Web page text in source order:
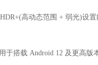
高动态范围 + 弱光)设
于搭载 Android 12 及更高版